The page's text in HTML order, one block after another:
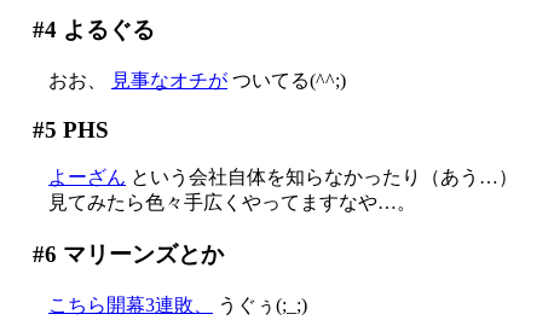
#4よるぐる
おお、 見事なオチが ついてる(^^;)
#5 PHS
よーざん という会社自体を知らなかったり（あう…）
見てみたら色々手広くやってますなや…。
#6 マリーンズとか
こちら開幕3連敗、 うぐぅ(;_;)